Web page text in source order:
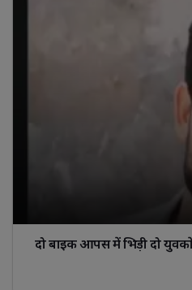
दो बाइक आपस में भिड़ी दो